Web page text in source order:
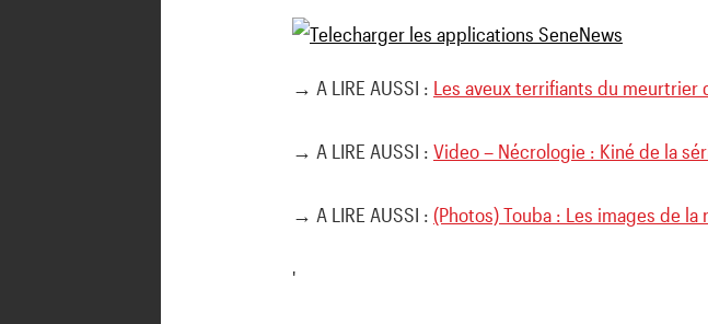
→ A LIRE AUSSI : Les aveux terrifiants du meurtrier
→ A LIRE AUSSI : Video – Nécrologie : Kiné de la
→ A LIRE AUSSI : (Photos) Touba : Les images de
'